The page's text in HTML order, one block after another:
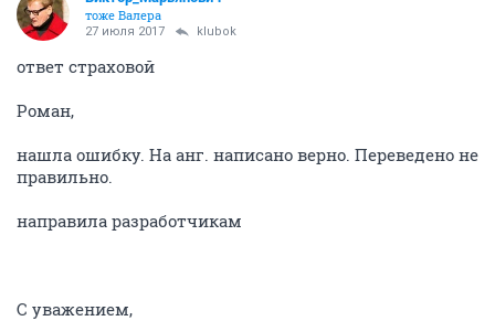
тоже Валера
27 июля 2017 klubok
ответ страховой
Роман,
нашла ошибку. На анг. написано верно. Переведено не
правильно.
направила разработчикам
С уважением,